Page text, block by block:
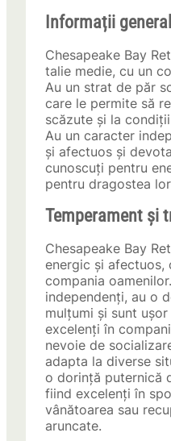
Informații
Chesapeake Bay
talie medie, cu un
Au un strat de păr
care le permite să
scăzute și la
Au un caracter
și afectuos și
cunoscuți pentru
pentru dragostea
Temperament și
Chesapeake Bay
energic și afectuos,
compania
independenți, au o
mulțumi și sunt
excelenți în
nevoie de
adapta la diverse
o dorință puternică
fiind excelenți în
vânătoarea sau
aruncate.